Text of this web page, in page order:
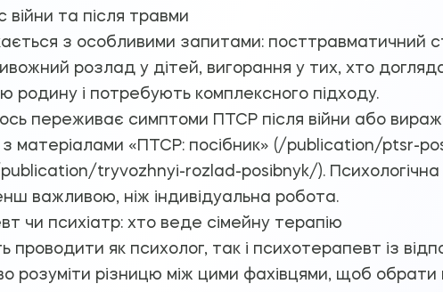
війни та після травми
з особливими запитами: посттравматичний
розлад у дітей, вигорання у тих, хто
родину і потребують комплексного підходу.
переживає симптоми ПТСР після війни або
матеріалами «ПТСР: посібник» (/publication/ptsr-
tryvozhnyi-rozlad-posibnyk/). Психологічна
важливою, ніж індивідуальна робота.
чи психіатр: хто веде сімейну терапію
проводити як психолог, так і психотерапевт із
розуміти різницю між цими фахівцями, щоб